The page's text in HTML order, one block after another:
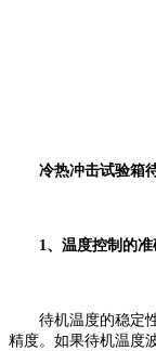
冷热冲击试验箱
1、温度控制的准
待机温度的稳定性
精度。如果待机温度